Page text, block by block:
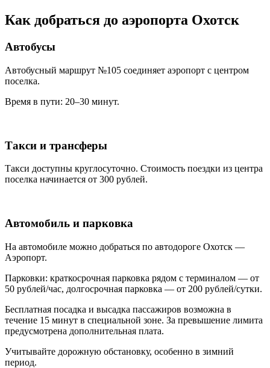
Как добраться до аэропорта Охотск
Автобусы
Автобусный маршрут №105 соединяет аэропорт с центром
поселка.
Время в пути: 20–30 минут.
Такси и трансферы
Такси доступны круглосуточно. Стоимость поездки из центра
поселка начинается от 300 рублей.
Автомобиль и парковка
На автомобиле можно добраться по автодороге Охотск —
Аэропорт.
Парковки: краткосрочная парковка рядом с терминалом — от
50 рублей/час, долгосрочная парковка — от 200 рублей/сутки.
Бесплатная посадка и высадка пассажиров возможна в
течение 15 минут в специальной зоне. За превышение лимита
предусмотрена дополнительная плата.
Учитывайте дорожную обстановку, особенно в зимний
период.